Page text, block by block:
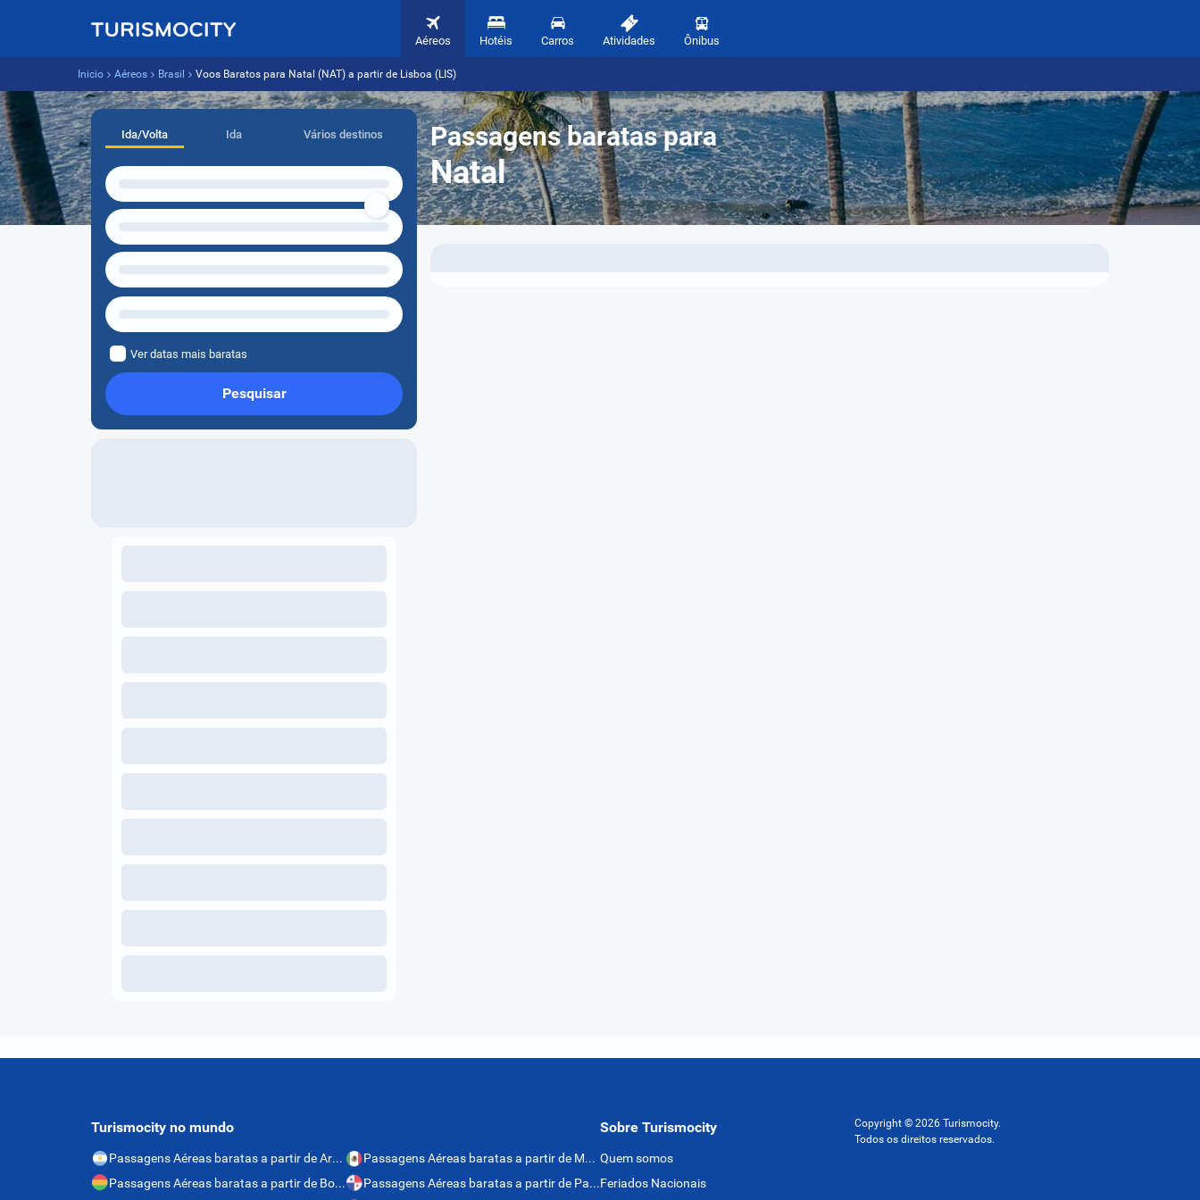
Aéreos Hotéis Carros Atividades Ônibus
Inicio Aéreos Brasil Voos Baratos para Natal (NAT) a partir de Lisboa (LIS)
Passagens baratas para
Natal
Ida/Volta Ida Vários destinos
Ver datas mais baratas
Pesquisar
Turismocity no mundo
Passagens Aéreas baratas a partir de Argentina
Passagens Aéreas baratas a partir de Bolívia
Passagens Aéreas baratas a partir de México
Passagens Aéreas baratas a partir de Panamá
Sobre Turismocity
Quem somos
Feriados Nacionais
Copyright © 2026 Turismocity.
Todos os direitos reservados.